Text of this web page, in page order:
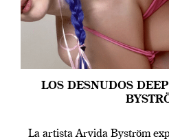
LOS DESNUDOS
La artista Arvida Byström